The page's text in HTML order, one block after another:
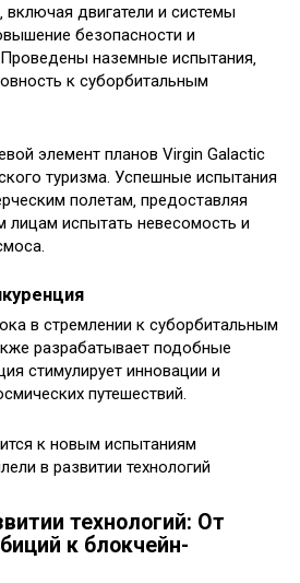
включая двигатели и системы
безопасности и
наземные испытания‚
к суборбитальным
элемент планов Virgin Galactic
туризма. Успешные испытания
полетам‚ предоставляя
испытать невесомость и
в стремлении к суборбитальным
разрабатывает подобные
стимулирует инновации и
путешествий.
технологий: От
к блокчейн-